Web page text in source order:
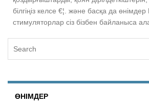
білгіңіз келсе €¦. және басқа да
стимуляторлар сіз бізбен байланыса
ӨНІМДЕР